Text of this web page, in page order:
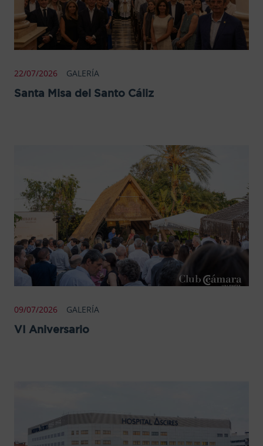
22/07/2026 GALERÍA
Santa Misa del Santo Cáliz
09/07/2026 GALERÍA
VI Aniversario